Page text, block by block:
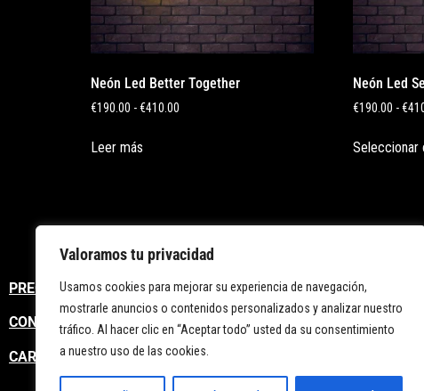
Valoramos tu privacidad
Usamos cookies para mejorar su experiencia de navegación,
mostrarle anuncios o contenidos personalizados y analizar nuestro
tráfico. Al hacer clic en “Aceptar todo” usted da su consentimiento
a nuestro uso de las cookies.
Neón Led Better Together
€190.00 -€410.00
Leer más
Neón Led
€190.00 - €
Seleccionar
PREGUNTAS FRECUENTES
CONTACTO
CARRITO